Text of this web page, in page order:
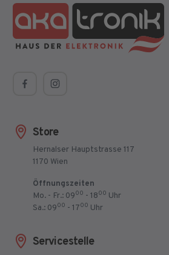
Store
Hernalser Hauptstrasse 117
1170 Wien
Öffnungszeiten
Mo. - Fr.: 0900 - 1800 Uhr
Sa.: 0900 - 1700 Uhr
Servicestelle